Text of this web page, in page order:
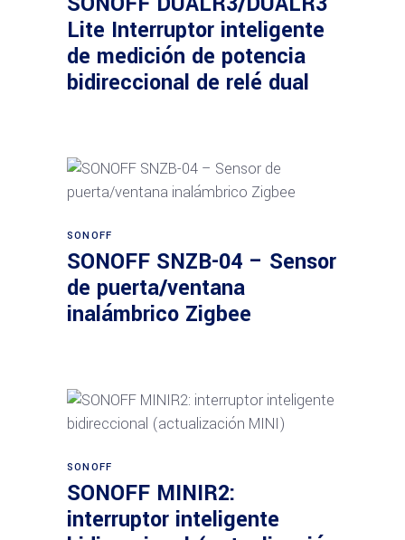
Lite Interruptor inteligente
de medición de potencia
bidireccional de relé dual
SONOFF
SONOFF SNZB-04 – Sensor
de puerta/ventana
inalámbrico Zigbee
SONOFF
SONOFF MINIR2:
interruptor inteligente